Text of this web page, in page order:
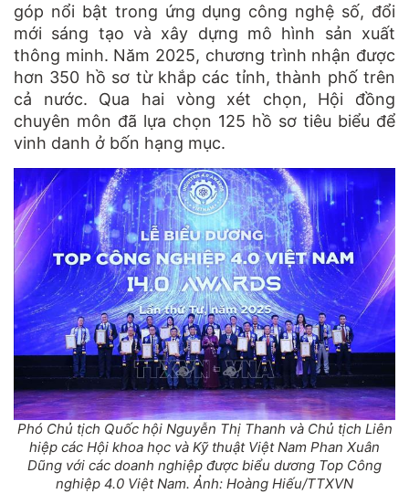
góp nổi bật trong ứng dụng công nghệ số, đổi
mới sáng tạo và xây dựng mô hình sản xuất
thông minh. Năm 2025, chương trình nhận được
hơn 350 hồ sơ từ khắp các tỉnh, thành phố trên
cả nước. Qua hai vòng xét chọn, Hội đồng
chuyên môn đã lựa chọn 125 hồ sơ tiêu biểu để
vinh danh ở bốn hạng mục.
Phó Chủ tịch Quốc hội Nguyễn Thị Thanh và Chủ tịch Liên
hiệp các Hội khoa học và Kỹ thuật Việt Nam Phan Xuân
Dũng với các doanh nghiệp được biểu dương Top Công
nghiệp 4.0 Việt Nam. Ảnh: Hoàng Hiếu/TTXVN